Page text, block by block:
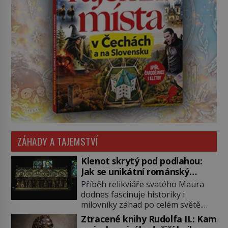
ZÁHADY A TAJEMSTVÍ
Klenot skrytý pod podlahou:
Jak se unikátní románský
poklad dostal do zapadlého
Bečova?
Příběh relikviáře svatého Maura
dodnes fascinuje historiky i
milovníky záhad po celém světě.
Tato románská zlatnická památka
ze 13. století je po českých
Ztracené knihy Rudolfa II.: Kam